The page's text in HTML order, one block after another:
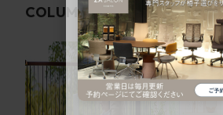
COLUMN関連コラム